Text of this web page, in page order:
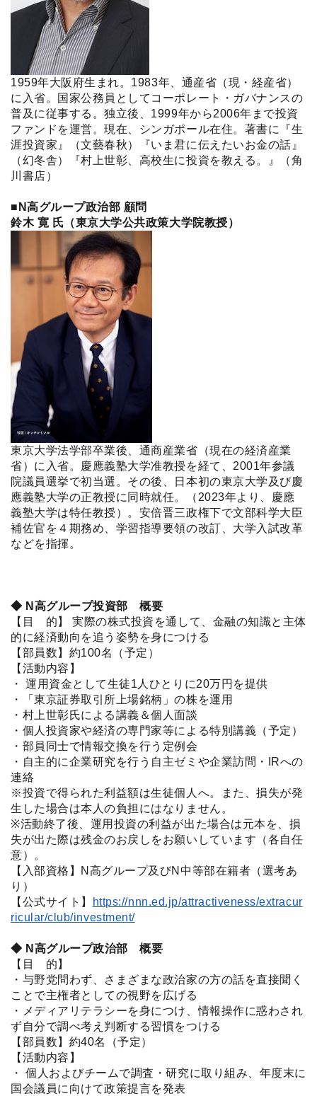
1959年大阪府生まれ。1983年、通産省（現・経産省）
に入省。国家公務員としてコーポレート・ガバナンスの
普及に従事する。独立後、1999年から2006年まで投資
ファンドを運営。現在、シンガポール在住。著書に『生
涯投資家』（文藝春秋）『いま君に伝えたいお金の話』
（幻冬舎）『村上世彰、高校生に投資を教える。』（角
川書店）
■N高グループ政治部 顧問
鈴木 寛 氏（東京大学公共政策大学院教授）
東京大学法学部卒業後、通商産業省（現在の経済産業
省）に入省。慶應義塾大学准教授を経て、2001年参議
院議員選挙で初当選。その後、日本初の東京大学及び慶
應義塾大学の正教授に同時就任。（2023年より、慶應
義塾大学は特任教授）。安倍晋三政権下で文部科学大臣
補佐官を４期務め、学習指導要領の改訂、大学入試改革
などを指揮。
◆ N高グループ投資部 概要
【目 的】 実際の株式投資を通して、金融の知識と主体
的に経済動向を追う姿勢を身につける
【部員数】約100名（予定）
【活動内容】
・ 運用資金として生徒1人ひとりに20万円を提供
・「東京証券取引所上場銘柄」の株を運用
・村上世彰氏による講義＆個人面談
・個人投資家や経済の専門家等による特別講義（予定）
・部員同士で情報交換を行う定例会
・自主的に企業研究を行う自主ゼミや企業訪問・IRへの
連絡
※投資で得られた利益額は生徒個人へ。また、損失が発
生した場合は本人の負担にはなりません。
※活動終了後、運用投資の利益が出た場合は元本を、損
失が出た際は残金のお戻しをお願いしています（各自任
意）。
【入部資格】N高グループ及びN中等部在籍者（選考あ
り）
【公式サイト】
https://nnn.ed.jp/attractiveness/extracur
ricular/club/investment/
◆ N高グループ政治部 概要
【目 的】
・与野党問わず、さまざまな政治家の方の話を直接聞く
ことで主権者としての視野を広げる
・メディアリテラシーを身につけ、情報操作に惑わされ
ず自分で調べ考え判断する習慣をつける
【部員数】約40名（予定）
【活動内容】
・ 個人およびチームで調査・研究に取り組み、年度末に
国会議員に向けて政策提言を発表